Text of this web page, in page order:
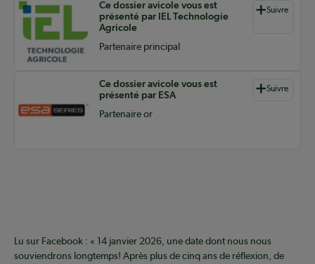
Ce dossier avicole vous est
présenté par IEL Technologie
Agricole
Suivre
Partenaire principal
Ce dossier avicole vous est
présenté par ESA
Suivre
Partenaire or
Lu sur Facebook : « 14 janvier 2026, une date dont nous nous
souviendrons longtemps! Après plus de cinq ans de réflexion, de